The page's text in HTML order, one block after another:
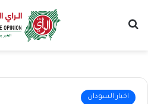
اخبار السودان